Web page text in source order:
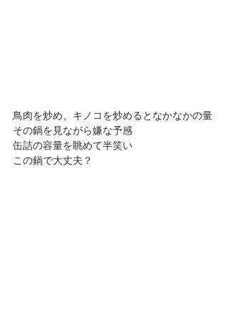
鳥肉を炒め、キノコを炒めるとなかなかの量
その鍋を見ながら嫌な予感
缶詰の容量を眺めて半笑い
この鍋で大丈夫？